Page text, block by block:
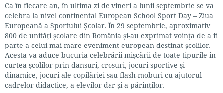
Ca în fiecare an, în ultima zi de vineri a lunii septembrie se va
celebra la nivel continental European School Sport Day – Ziua
Europeană a Sportului Școlar. În 29 septembrie, aproximativ
800 de unități școlare din România și-au exprimat voința de a fi
parte a celui mai mare eveniment european destinat școlilor.
Acesta va aduce bucuria celebrării mișcării de toate tipurile în
curtea școlilor prin dansuri, crosuri, jocuri sportive și
dinamice, jocuri ale copilăriei sau flash-moburi cu ajutorul
cadrelor didactice, a elevilor dar și a părinților.